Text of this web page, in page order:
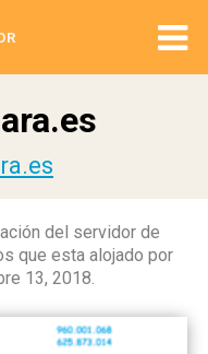
del servidor de
que esta alojado por
13, 2018.